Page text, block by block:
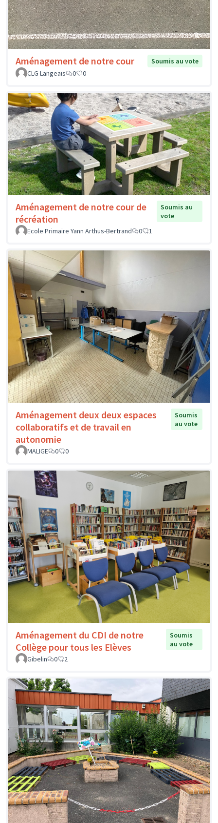
Aménagement de notre cour
Soumis au vote
CLG Langeais
0 0
Aménagement de notre cour de
récréation
Soumis au
vote
Ecole Primaire Yann Arthus-Bertrand
0 1
Aménagement deux deux espaces
collaboratifs et de travail en
autonomie
Soumis
au vote
MALIGE 0 0
Aménagement du CDI de notre
Collège pour tous les Elèves
Soumis
au vote
Gibelin
0 2